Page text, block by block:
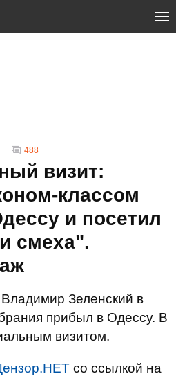
488
визит:
классом
и посетил
смеха".
Зеленский в
прибыл в Одессу. В
визитом.
со ссылкой на